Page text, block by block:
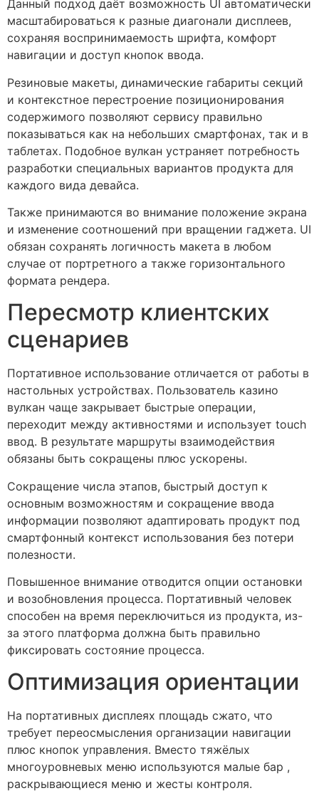
Данный подход даёт возможность UI автоматически
масштабироваться к разные диагонали дисплеев,
сохраняя воспринимаемость шрифта, комфорт
навигации и доступ кнопок ввода.
Резиновые макеты, динамические габариты секций
и контекстное перестроение позиционирования
содержимого позволяют сервису правильно
показываться как на небольших смартфонах, так и в
таблетах. Подобное вулкан устраняет потребность
разработки специальных вариантов продукта для
каждого вида девайса.
Также принимаются во внимание положение экрана
и изменение соотношений при вращении гаджета. UI
обязан сохранять логичность макета в любом
случае от портретного а также горизонтального
формата рендера.
Пересмотр клиентских
сценариев
Портативное использование отличается от работы в
настольных устройствах. Пользователь казино
вулкан чаще закрывает быстрые операции,
переходит между активностями и использует touch
ввод. В результате маршруты взаимодействия
обязаны быть сокращены плюс ускорены.
Сокращение числа этапов, быстрый доступ к
основным возможностям и сокращение ввода
информации позволяют адаптировать продукт под
смартфонный контекст использования без потери
полезности.
Повышенное внимание отводится опции остановки
и возобновления процесса. Портативный человек
способен на время переключиться из продукта, из-
за этого платформа должна быть правильно
фиксировать состояние процесса.
Оптимизация ориентации
На портативных дисплеях площадь сжато, что
требует переосмысления организации навигации
плюс кнопок управления. Вместо тяжёлых
многоуровневых меню используются малые бар ,
раскрывающиеся меню и жесты контроля.